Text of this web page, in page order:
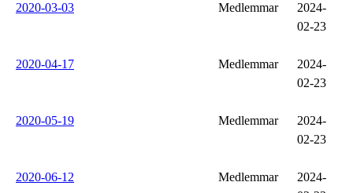
2020-03-03 Medlemmar
2024-
02-23
2020-04-17 Medlemmar
2024-
02-23
2020-05-19 Medlemmar
2024-
02-23
2020-06-12 Medlemmar
2024-